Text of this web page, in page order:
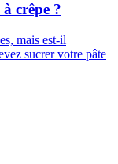
crêpe ?
mais est-il
sucrer votre pâte